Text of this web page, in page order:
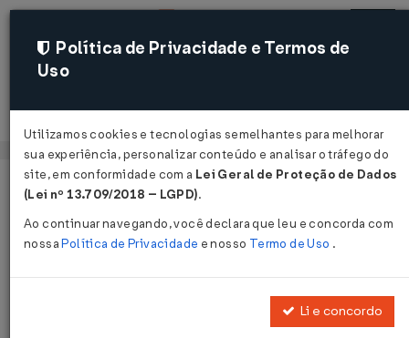
Acessar
Página Inicial Legislações
Ato do Presidente da Mesa do
12/06/2024
Publicado no DOU em 12 jun 2024
Política de Privacidade e Termos de
Uso
Utilizamos cookies e tecnologias semelhantes para melhorar
sua experiência, personalizar conteúdo e analisar o tráfego do
site, em conformidade com a Lei Geral de Proteção de Dados
(Lei nº 13.709/2018 – LGPD).
Ao continuar navegando, você declara que leu e concorda com
nossaPolítica de Privacidade e nosso Termo de Uso .
Li e concordo